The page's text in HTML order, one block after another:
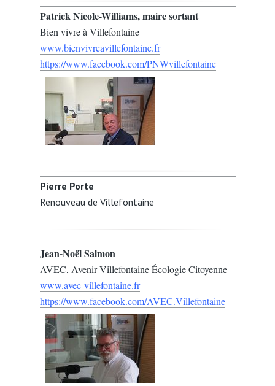
Patrick Nicole-Williams, maire sortant
Bien vivre à Villefontaine
www.bienvivreavillefontaine.fr
https://www.facebook.com/PNWvillefontaine
Pierre Porte
Renouveau de Villefontaine
Jean-Noël Salmon
AVEC, Avenir Villefontaine Écologie Citoyenne
www.avec-villefontaine.fr
https://www.facebook.com/AVEC.Villefontaine